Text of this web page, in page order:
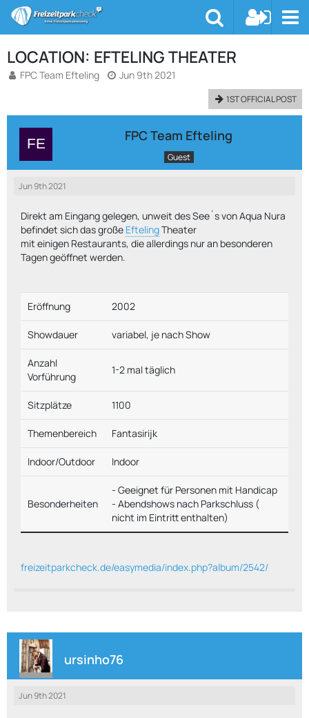
LOCATION: EFTELING THEATER
FPC Team Efteling Jun 9th 2021
1ST OFFICIAL POST
FPC Team Efteling
Guest
Jun 9th 2021
Direkt am Eingang gelegen, unweit des See´s von Aqua Nura
befindet sich das große EftelingTheater
mit einigen Restaurants, die allerdings nur an besonderen
Tagen geöffnet werden.
Eröffnung 2002
Showdauer variabel, je nach Show
Anzahl
Vorführung
1-2 mal täglich
Sitzplätze 1100
Themenbereich Fantasirijk
Indoor/Outdoor Indoor
Besonderheiten
- Geeignet für Personen mit Handicap
- Abendshows nach Parkschluss (
nicht im Eintritt enthalten)
freizeitparkcheck.de/easymedia/index.php?album/2542/
ursinho76
Jun 9th 2021